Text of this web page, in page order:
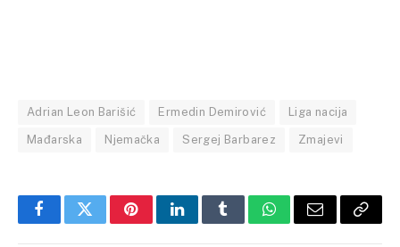
Adrian Leon Barišić Ermedin Demirović Liga nacija
Mađarska Njemačka Sergej Barbarez Zmajevi
FacebookTwitterPinterestLinkedInTumblrWhatsApp
Email Copy